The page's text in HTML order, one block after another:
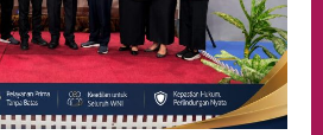
Melalui Penguatan Kerjasama
Negara.
08/2026